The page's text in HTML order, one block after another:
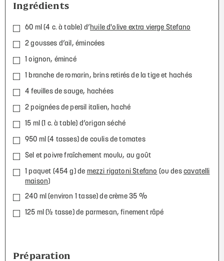
Ingrédients
60 ml (4 c. à table) d’ huile d'olive extra vierge Stefano
2 gousses d’ail, émincées
1 oignon, émincé
1 branche de romarin, brins retirés de la tige et hachés
4 feuilles de sauge, hachées
2 poignées de persil italien, haché
15 ml (1 c. à table) d’origan séché
950 ml (4 tasses) de coulis de tomates
Sel et poivre fraîchement moulu, au goût
1 paquet (454 g) de mezzi rigatoni Stefano (ou des cavatelli
maison)
240 ml (environ 1 tasse) de crème 35 %
125 ml (½ tasse) de parmesan, finement râpé
Préparation